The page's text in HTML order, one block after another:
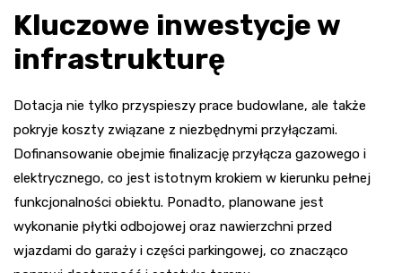
Kluczowe inwestycje w
infrastrukturę
Dotacja nie tylko przyspieszy prace budowlane, ale także
pokryje koszty związane z niezbędnymi przyłączami.
Dofinansowanie obejmie finalizację przyłącza gazowego i
elektrycznego, co jest istotnym krokiem w kierunku pełnej
funkcjonalności obiektu. Ponadto, planowane jest
wykonanie płytki odbojowej oraz nawierzchni przed
wjazdami do garaży i części parkingowej, co znacząco